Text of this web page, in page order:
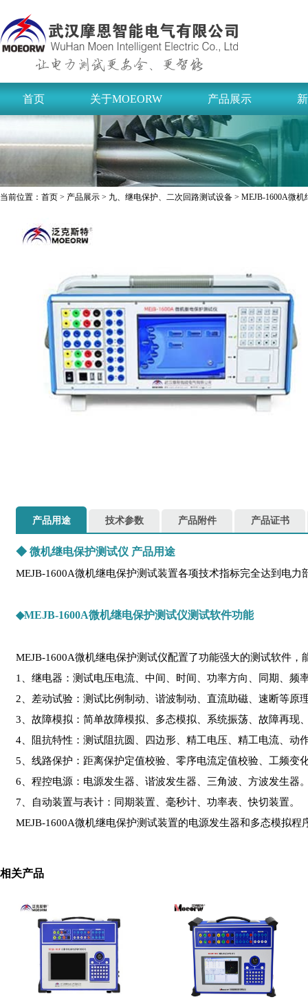
首页 关于MOEORW 产品展示
当前位置： 首页 > 产品展示 > 九、继电保护、二次回路测试设备 > MEJB-1600A微
产品用途 技术参数 产品附件 产品证书
◆ 微机继电保护测试仪 产品用途
MEJB-1600A微机继电保护测试装置各项技术指标完全达到电
◆MEJB-1600A微机继电保护测试仪测试软件功能
MEJB-1600A微机继电保护测试仪配置了功能强大的测试软件
1、继电器：测试电压电流、中间、时间、功率方向、同期、频
2、差动试验：测试比例制动、谐波制动、直流助磁、速断等原
3、故障模拟：简单故障模拟、多态模拟、系统振荡、故障再现
4、阻抗特性：测试阻抗圆、四边形、精工电压、精工电流、动
5、线路保护：距离保护定值校验、零序电流定值校验、工频
6、程控电源：电源发生器、谐波发生器、三角波、方波发生器
7、自动装置与表计：同期装置、毫秒计、功率表、快切装置。
MEJB-1600A微机继电保护测试装置的电源发生器和多态模拟
相关产品